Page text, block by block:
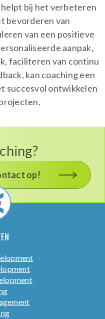
helpt bij het verbeteren
bevorderen van
van een positieve
aanpak,
faciliteren van continu
kan coaching een
succesvol ontwikkelen
op!